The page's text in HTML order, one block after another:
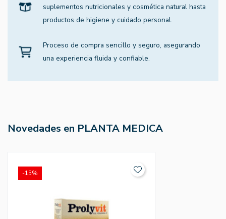
suplementos nutricionales y cosmética natural hasta
productos de higiene y cuidado personal.
Proceso de compra sencillo y seguro, asegurando
una experiencia fluida y confiable.
Novedades en PLANTA MEDICA
-15%